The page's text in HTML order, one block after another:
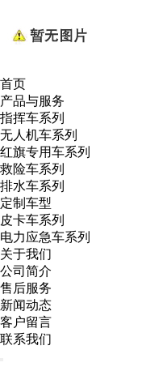
首页
产品与服务
指挥车系列
无人机车系列
红旗专用车系列
救险车系列
排水车系列
定制车型
皮卡车系列
电力应急车系列
关于我们
公司简介
售后服务
新闻动态
客户留言
联系我们